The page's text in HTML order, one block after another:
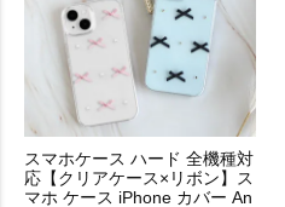
スマホケース ハード 全機種対
応【クリアケース×リボン】ス
マホ ケース iPhone カバー An